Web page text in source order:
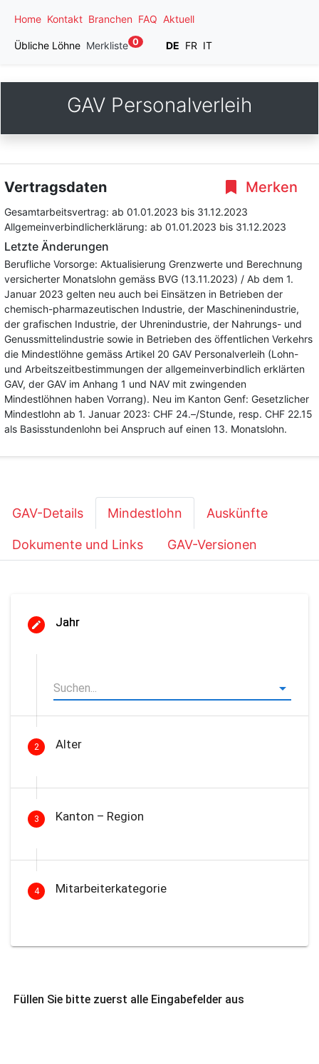
Home Kontakt Branchen FAQ Aktuell
Übliche Löhne Merkliste 0 DE FR IT
GAV Personalverleih
Merken
Vertragsdaten
Gesamtarbeitsvertrag: ab 01.01.2023 bis 31.12.2023
Allgemeinverbindlicherklärung: ab 01.01.2023 bis 31.12.2023
Letzte Änderungen
Berufliche Vorsorge: Aktualisierung Grenzwerte und Berechnung
versicherter Monatslohn gemäss BVG (13.11.2023) / Ab dem 1.
Januar 2023 gelten neu auch bei Einsätzen in Betrieben der
chemisch-pharmazeutischen Industrie, der Maschinenindustrie,
der grafischen Industrie, der Uhrenindustrie, der Nahrungs- und
Genussmittelindustrie sowie in Betrieben des öffentlichen Verkehrs
die Mindestlöhne gemäss Artikel 20 GAV Personalverleih (Lohn-
und Arbeitszeitbestimmungen der allgemeinverbindlich erklärten
GAV, der GAV im Anhang 1 und NAV mit zwingenden
Mindestlöhnen haben Vorrang). Neu im Kanton Genf: Gesetzlicher
Mindestlohn ab 1. Januar 2023: CHF 24.–/Stunde, resp. CHF 22.15
als Basisstundenlohn bei Anspruch auf einen 13. Monatslohn.
GAV-Details Mindestlohn Auskünfte
Dokumente und Links GAV-Versionen
Jahr
2 Alter
3 Kanton – Region
4 Mitarbeiterkategorie
Füllen Sie bitte zuerst alle Eingabefelder aus